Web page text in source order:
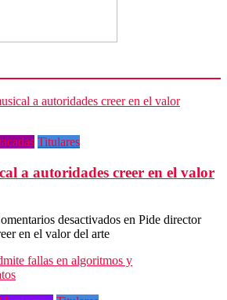
Titulares
a autoridades creer en el valor
desactivados en Pide director
en el valor del arte